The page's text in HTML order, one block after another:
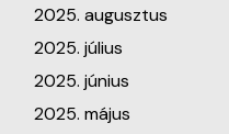
2025. augusztus
2025. július
2025. június
2025. május